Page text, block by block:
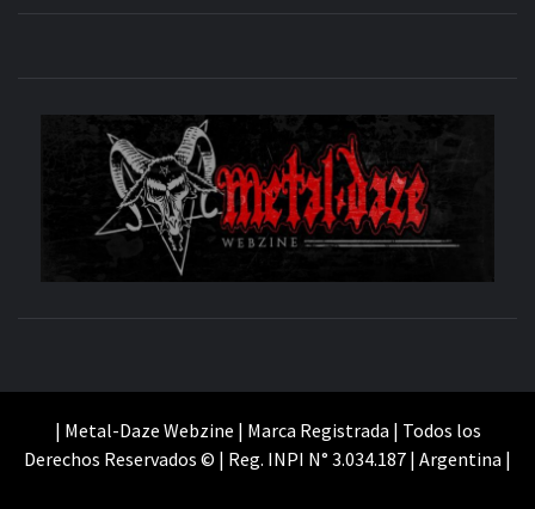
| Metal-Daze Webzine | Marca Registrada | Todos los
Derechos Reservados © | Reg. INPI N° 3.034.187 | Argentina |